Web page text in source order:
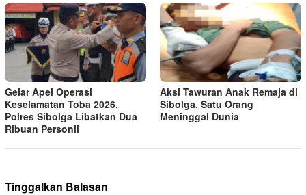
Gelar Apel Operasi
Keselamatan Toba 2026,
Polres Sibolga Libatkan Dua
Ribuan Personil
Aksi Tawuran Anak Remaja di
Sibolga, Satu Orang
Meninggal Dunia
Tinggalkan Balasan